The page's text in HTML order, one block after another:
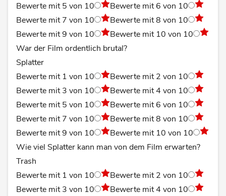
Bewerte mit 5 von 10
Bewerte mit 6 von 10
Bewerte mit 7 von 10
Bewerte mit 8 von 10
Bewerte mit 9 von 10
Bewerte mit 10 von 10
War der Film ordentlich brutal?
Splatter
Bewerte mit 1 von 10
Bewerte mit 2 von 10
Bewerte mit 3 von 10
Bewerte mit 4 von 10
Bewerte mit 5 von 10
Bewerte mit 6 von 10
Bewerte mit 7 von 10
Bewerte mit 8 von 10
Bewerte mit 9 von 10
Bewerte mit 10 von 10
Wie viel Splatter kann man von dem Film erwarten?
Trash
Bewerte mit 1 von 10
Bewerte mit 2 von 10
Bewerte mit 3 von 10
Bewerte mit 4 von 10